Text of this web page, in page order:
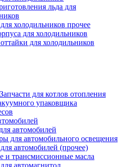
льда для
холодильников прочее
для холодильников
для холодильников
Запчасти для котлов отопления
упаковщика
автомобилей
для автомобильного освещения
автомобилей (прочее)
и трансмиссионные масла
автомагнитол